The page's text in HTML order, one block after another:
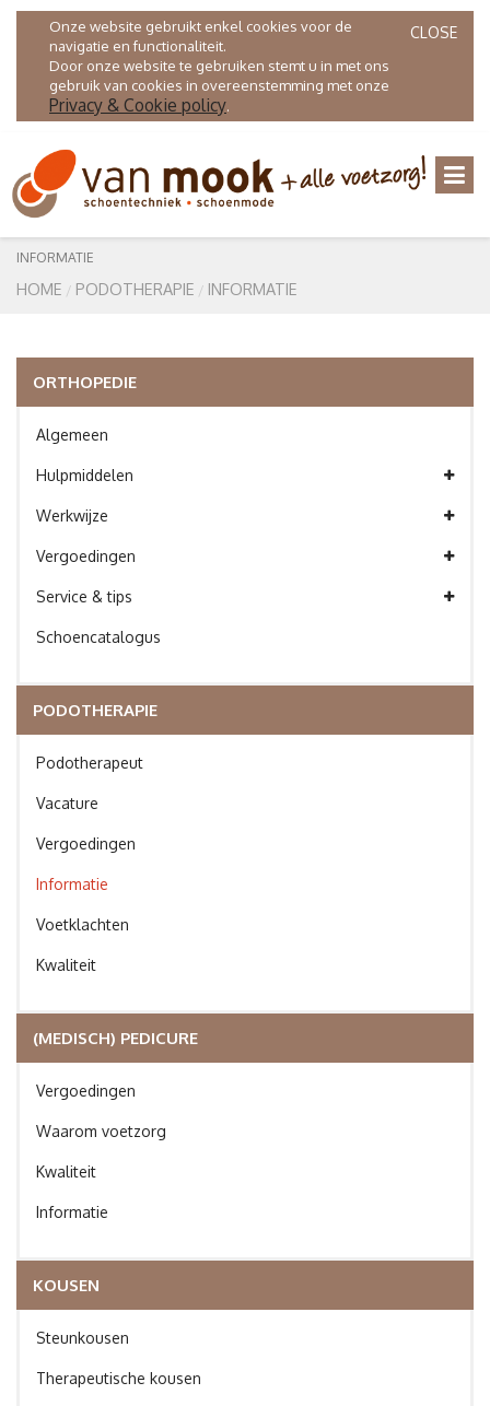
CLOSE
Onze website gebruikt enkel cookies voor de
navigatie en functionaliteit.
Door onze website te gebruiken stemt u in met ons
gebruik van cookies in overeenstemming met onze
Privacy & Cookie policy.
INFORMATIE
HOME PODOTHERAPIE INFORMATIE
ORTHOPEDIE
Algemeen
Hulpmiddelen
Werkwijze
Vergoedingen
Service & tips
Schoencatalogus
PODOTHERAPIE
Podotherapeut
Vacature
Vergoedingen
Informatie
Voetklachten
Kwaliteit
(MEDISCH) PEDICURE
Vergoedingen
Waarom voetzorg
Kwaliteit
Informatie
KOUSEN
Steunkousen
Therapeutische kousen